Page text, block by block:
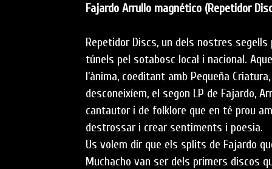
Fajardo Arrullo magnético (Repetidor
Repetidor Discs, un dels nostres
túnels pel sotabosc local i nacional.
l’ànima, coeditant amb Pequeña
desconeixíem, el segon LP de Fajardo,
cantautor i de folklore que en té prou
destrossar i crear sentiments i poesia.
Us volem dir que els splits de Fajardo
Muchacho van ser dels primers discos